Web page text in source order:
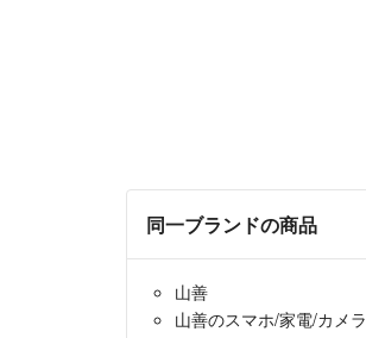
同一ブランドの商品
山善
山善のスマホ/家電/カメラ